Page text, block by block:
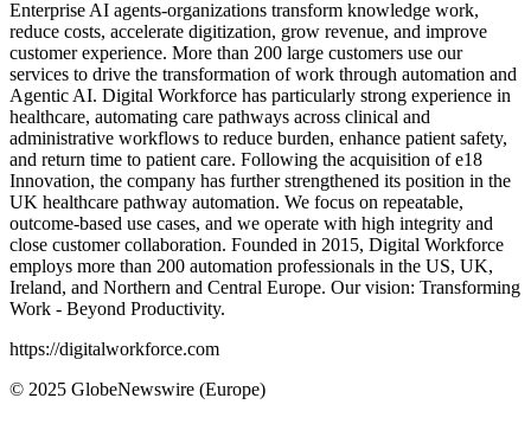
Enterprise AI agents-organizations transform knowledge work,
reduce costs, accelerate digitization, grow revenue, and improve
customer experience. More than 200 large customers use our
services to drive the transformation of work through automation and
Agentic AI. Digital Workforce has particularly strong experience in
healthcare, automating care pathways across clinical and
administrative workflows to reduce burden, enhance patient safety,
and return time to patient care. Following the acquisition of e18
Innovation, the company has further strengthened its position in the
UK healthcare pathway automation. We focus on repeatable,
outcome-based use cases, and we operate with high integrity and
close customer collaboration. Founded in 2015, Digital Workforce
employs more than 200 automation professionals in the US, UK,
Ireland, and Northern and Central Europe. Our vision: Transforming
Work - Beyond Productivity.
https://digitalworkforce.com
© 2025 GlobeNewswire (Europe)